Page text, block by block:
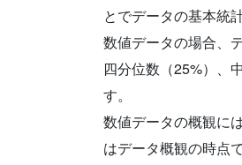
とでデータの基本統
数値データの場合、
四分位数（25%）、
す。
数値データの概観に
はデータ概観の時点